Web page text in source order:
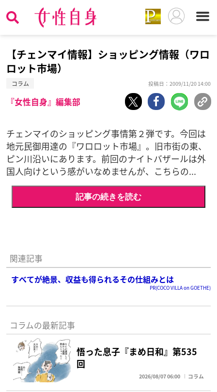
【チェンマイ情報】ショッピング情報（ワロ
ロット市場）
コラム 投稿日：2009/11/20 14:00
『女性自身』編集部
チェンマイのショッピング事情第２弾です。今回は
地元民御用達の『ワロロット市場』。旧市街の東、
ピン川沿いにあります。前回のナイトバザールは外
国人向けという感がいなめませんが、こちらの...
記事の続きを読む
関連記事
すべてが絶景、収益も得られるその仕組みとは
PR(COCO VILLA on GOETHE)
コラムの最新記事
悟った息子『まめ日和』第535
回
2026/08/07 06:00 コラム